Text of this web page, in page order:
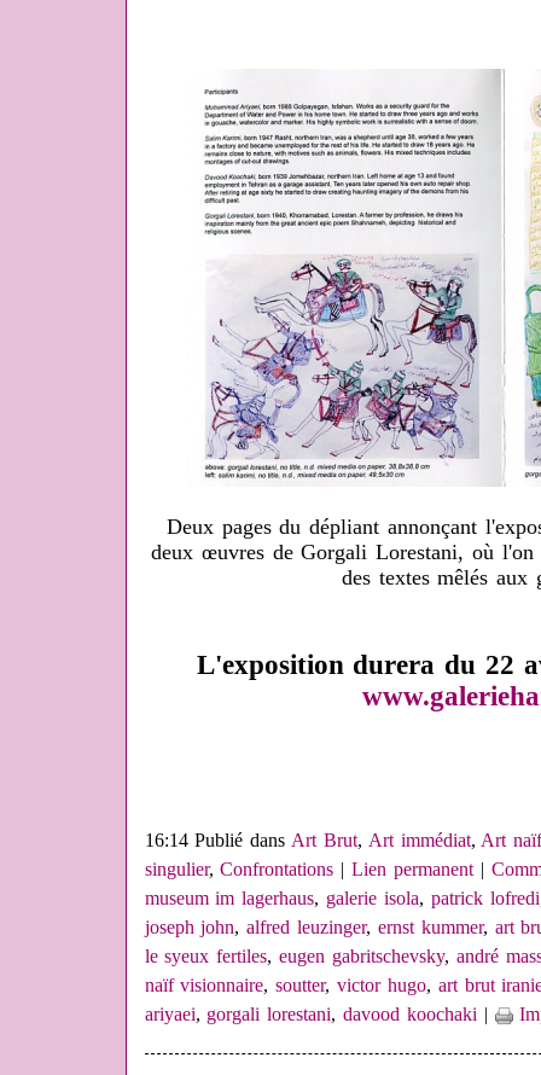
Deux pages du dépliant annonçant
deux œuvres de Gorgali Lorestani, où l'on
des textes mêlés aux
L'exposition durera du 22
16:14 Publié dansArt Brut, Art immédiat,Art
singulier,Confrontations |Lien permanent|
museum im lagerhaus, galerie isola, patrick lofredi
joseph john,alfred leuzinger, ernst kummer, art
le syeux fertiles,eugen gabritschevsky, andré
naïf visionnaire,soutter,victor hugo, art brut
ariyaei, gorgali lorestani,davood koochaki|